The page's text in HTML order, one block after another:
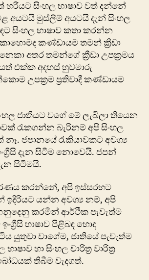
සිංහල භාෂාව වත් දන්නේ
අයටයි මුස්ලිම් අයටයි දැන් සිංහල
සිංහල භාෂාව කතා කරන්න
කණ්ඩායම තමන් ක්‍රීඩා
අතර තමන්ගේ ක්‍රීඩා උපක්‍රමය
එක්ක අදහස් හුවමාරු
උපක්‍රම ප්‍රතිවාදී කණ්ඩායම
ජාතියට වගේ මේ ලැබිලා තියෙන
රැකගන්න බැරිනම් අපි සිංහල
නෑ. ජපානයේ රැකියාවකට අවශ්‍ය
දැන සිටීම නොවෙයි. ජපන්
සිටීමයි.
කරන්නේ, අපි ඉස්සරහට
ඉදිරියට යන්න අවශ්‍ය නම්, අපි
කරමින් ආර්ථික පැවැත්ම
භාෂාව පිළිබඳ හොඳ
යුතුවා වාගේම, ජාතියේ පැවැත්ම
හා සිංහල චාරිත්‍ර වාරිත්‍ර
තිබීම වැදගත්.